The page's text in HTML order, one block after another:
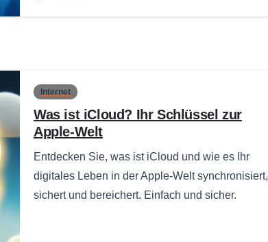
Internet
Was ist iCloud? Ihr Schlüssel zur
Apple-Welt
Entdecken Sie, was ist iCloud und wie es Ihr
digitales Leben in der Apple-Welt synchronisiert,
sichert und bereichert. Einfach und sicher.